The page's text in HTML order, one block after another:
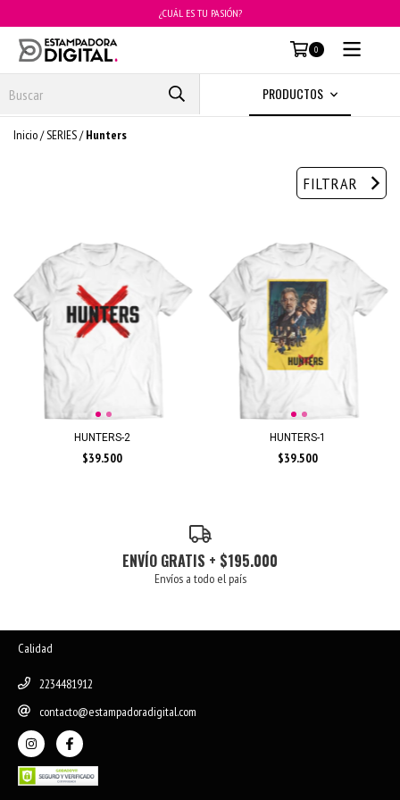
¿CUÁL ES TU PASIÓN?
0
PRODUCTOS
Inicio/SERIES/ Hunters
FILTRAR
HUNTERS-2
$39.500
HUNTERS-1
$39.500
ENVÍO GRATIS + $195.000
Envíos a todo el país
Calidad
2234481912
contacto@estampadoradigital.com